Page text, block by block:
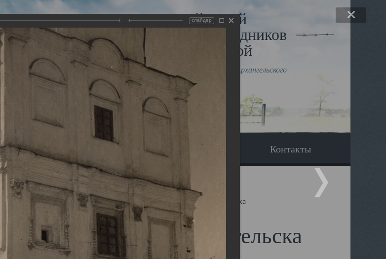
Виртуальный музей
Новомучеников и исповедников
Земли Архангельской
Сайт создан по благословлению митрополита Архангельского
и Холмогорского Даниила
Контакты
Храмы-мученики Архангельска Свято-Троицкий собор Архангельска
Троицкий собор Архангельска
слайдер